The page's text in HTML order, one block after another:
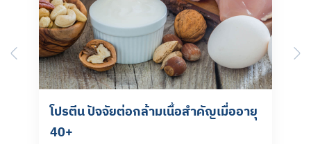
Previous
โปรตีน ปัจจัยต่อกล้ามเนื้อสำคัญเมื่ออายุ
40+